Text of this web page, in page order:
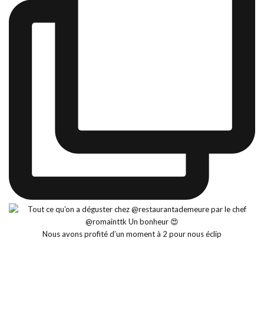
Nous avons profité d’un moment à 2 pour nous éclip